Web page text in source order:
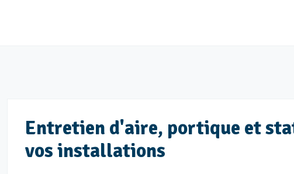
Entretien d'aire, portique et
vos installations